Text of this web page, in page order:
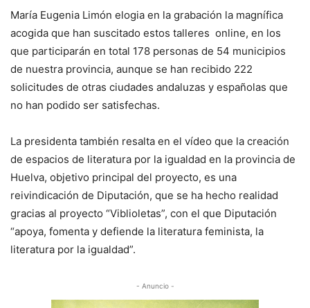
María Eugenia Limón elogia en la grabación la magnífica
acogida que han suscitado estos talleres online, en los
que participarán en total 178 personas de 54 municipios
de nuestra provincia, aunque se han recibido 222
solicitudes de otras ciudades andaluzas y españolas que
no han podido ser satisfechas.
La presidenta también resalta en el vídeo que la creación
de espacios de literatura por la igualdad en la provincia de
Huelva, objetivo principal del proyecto, es una
reivindicación de Diputación, que se ha hecho realidad
gracias al proyecto “Viblioletas”, con el que Diputación
“apoya, fomenta y defiende la literatura feminista, la
literatura por la igualdad”.
- Anuncio -